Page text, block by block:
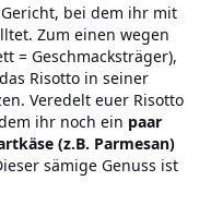
bei dem ihr mit
Zum einen wegen
= Geschmacksträger),
Risotto in seiner
Veredelt euer Risotto
ihr noch ein paar
(z.B. Parmesan)
sämige Genuss ist